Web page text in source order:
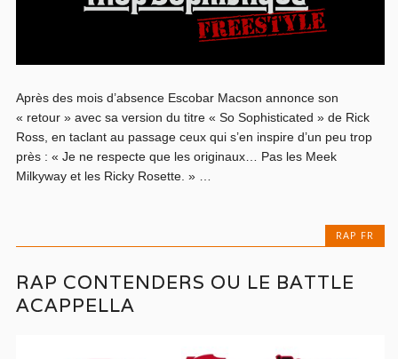
Après des mois d’absence Escobar Macson annonce son
« retour » avec sa version du titre « So Sophisticated » de Rick
Ross, en taclant au passage ceux qui s’en inspire d’un peu trop
près : « Je ne respecte que les originaux… Pas les Meek
Milkyway et les Ricky Rosette. » …
RAP FR
RAP CONTENDERS OU LE BATTLE
ACAPPELLA